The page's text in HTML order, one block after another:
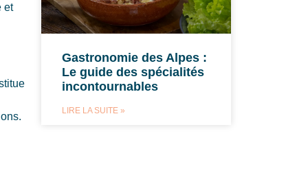
et
Gastronomie des Alpes :
Le guide des spécialités
incontournables
LIRE LA SUITE »